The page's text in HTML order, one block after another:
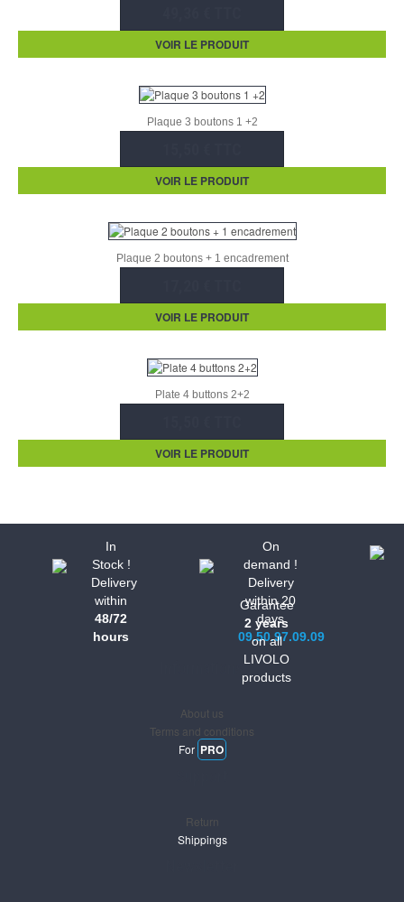
VOIR LE PRODUIT
Plaque 3 boutons 1 +2
VOIR LE PRODUIT
Plaque 2 boutons + 1 encadrement
VOIR LE PRODUIT
Plate 4 buttons 2+2
VOIR LE PRODUIT
In
Stock !
Delivery
within
48/72
hours
On
demand !
Delivery
within 20
days
09.50.97.09.09
Garantee
2 years
on all
LIVOLO
products
About us
Terms and conditions
For PRO
Return
Shippings